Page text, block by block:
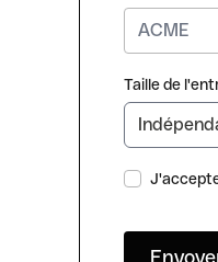
Taille de